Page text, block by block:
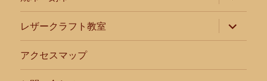
ブ
メ
ニ
ュ
ー
開
レザークラフト教室
サ
ブ
メ
ー
アクセスマップ